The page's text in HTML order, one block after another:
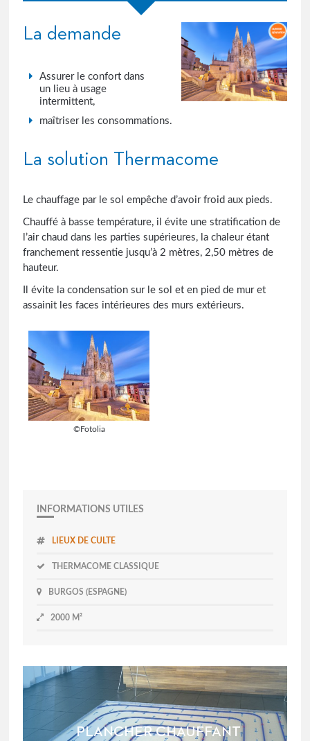
La demande
Assurer le confort dans
un lieu à usage
intermittent,
maîtriser les consommations.
La solution Thermacome
Le chauffage par le sol empêche d’avoir froid aux pieds.
Chauffé à basse température, il évite une stratification de
l’air chaud dans les parties supérieures, la chaleur étant
franchement ressentie jusqu’à 2 mètres, 2,50 mètres de
hauteur.
Il évite la condensation sur le sol et en pied de mur et
assainit les faces intérieures des murs extérieurs.
©Fotolia
INFORMATIONS UTILES
LIEUX DE CULTE
THERMACOME CLASSIQUE
BURGOS (ESPAGNE)
2000 M²
PLANCHER CHAUFFANT